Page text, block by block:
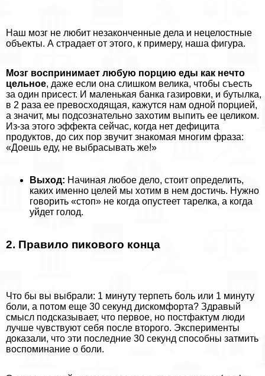
Наш мозг не любит незаконченные дела и нецелостные
объекты. А страдает от этого, к примеру, наша фигура.
Мозг воспринимает любую порцию еды как нечто
цельное, даже если она слишком велика, чтобы съесть
за один присест. И маленькая банка газировки, и бутылка,
в 2 раза ее превосходящая, кажутся нам одной порцией,
а значит, мы подсознательно захотим выпить ее целиком.
Из-за этого эффекта сейчас, когда нет дефицита
продуктов, до сих пор звучит знакомая многим фраза:
«Доешь еду, не выбрасывать же!»
Выход: Начиная любое дело, стоит определить,
каких именно целей мы хотим в нем достичь. Нужно
говорить «стоп» не когда опустеет тарелка, а когда
уйдет голод.
2. Правило пикового конца
Что бы вы выбрали: 1 минуту терпеть боль или 1 минуту
боли, а потом еще 30 секунд дискомфорта? Здравый
смысл подсказывает, что первое, но постфактум люди
лучше чувствуют себя после второго. Эксперименты
доказали, что эти последние 30 секунд способны затмить
воспоминание о боли.